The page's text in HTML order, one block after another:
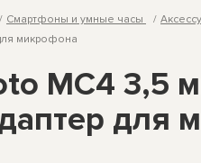
Смартфоны и умные часы
микрофона
MC4 3,5
для